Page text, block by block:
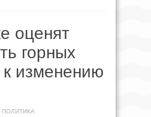
оценят
горных
к изменению
ПОЛИТИКА